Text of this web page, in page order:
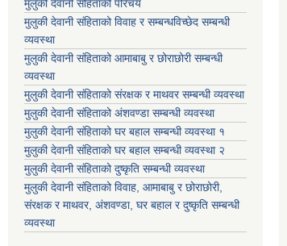
मुलुकी देवानी संहिताको परिचय
मुलुकी देवानी संहिताको विवाह र सम्बन्धविच्छेद सम्बन्धी
व्यवस्था
मुलुकी देवानी संहिताको आमाबाबु र छोराछोरी सम्बन्धी
व्यवस्था
मुलुकी देवानी संहिताको संरक्षक र माथवर सम्बन्धी व्यवस्था
मुलुकी देवानी संहिताको अंशवण्डा सम्बन्धी व्यवस्था
मुलुकी देवानी संहिताको घर बहाल सम्बन्धी व्यवस्था १
मुलुकी देवानी संहिताको घर बहाल सम्बन्धी व्यवस्था २
मुलुकी देवानी संहिताको दुष्कृति सम्बन्धी व्यवस्था
मुलुकी देवानी संहिताको विवाह, आमाबाबु र छोराछोरी,
संरक्षक र माथवर, अंशवण्डा, घर बहाल र दुष्कृति सम्बन्धी
व्यवस्था